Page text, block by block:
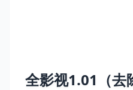
全影视1.01（